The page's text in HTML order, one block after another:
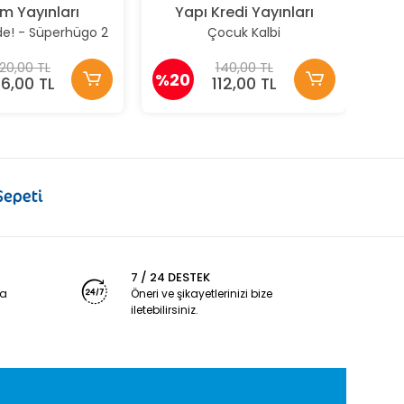
Yayınları
- Süperhügo 2
TL
TL
Yapı Kredi Yayınları
Çocuk Kalbi
%20
140,00 TL
112,00 TL
7 / 24 DESTEK
Öneri ve şikayetlerinizi bize
iletebilirsiniz.